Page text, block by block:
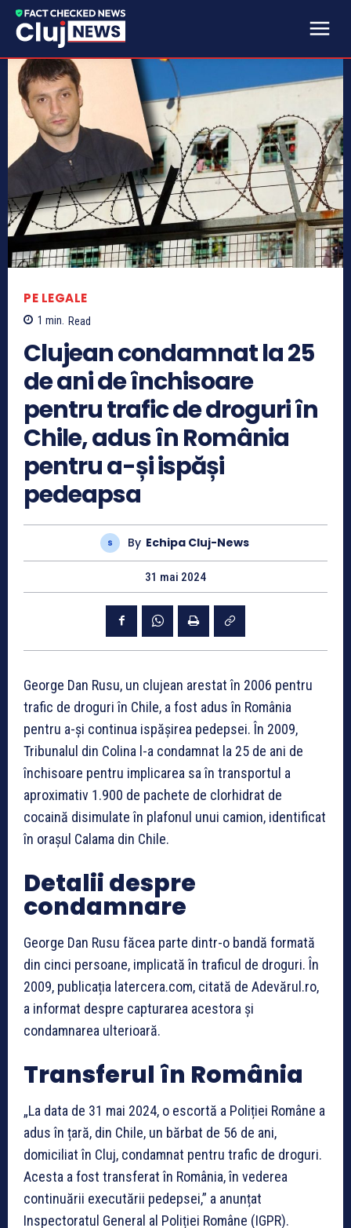
PE LEGALE
1 min. Read
Clujean condamnat la 25
de ani de închisoare
pentru trafic de droguri în
Chile, adus în România
pentru a-și ispăși
pedeapsa
By Echipa Cluj-News
31 mai 2024
George Dan Rusu, un clujean arestat în 2006 pentru
trafic de droguri în Chile, a fost adus în România
pentru a-și continua ispășirea pedepsei. În 2009,
Tribunalul din Colina l-a condamnat la 25 de ani de
închisoare pentru implicarea sa în transportul a
aproximativ 1.900 de pachete de clorhidrat de
cocaină disimulate în plafonul unui camion, identificat
în orașul Calama din Chile.
Detalii despre
condamnare
George Dan Rusu făcea parte dintr-o bandă formată
din cinci persoane, implicată în traficul de droguri. În
2009, publicația latercera.com, citată de Adevărul.ro,
a informat despre capturarea acestora și
condamnarea ulterioară.
Transferul în România
„La data de 31 mai 2024, o escortă a Poliției Române a
adus în țară, din Chile, un bărbat de 56 de ani,
domiciliat în Cluj, condamnat pentru trafic de droguri.
Acesta a fost transferat în România, în vederea
continuării executării pedepsei,” a anunțat
Inspectoratul General al Poliției Române (IGPR).